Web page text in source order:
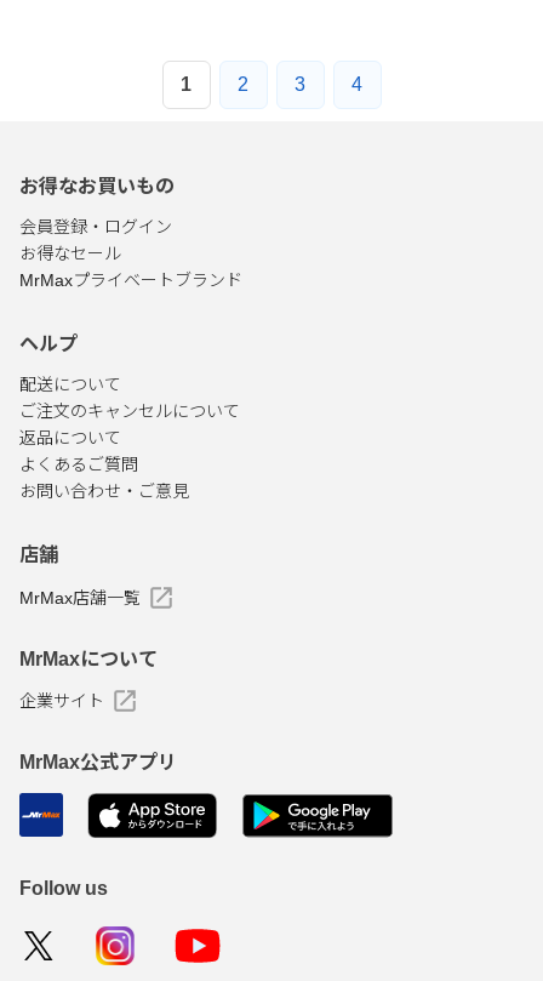
1 2 3 4
お得なお買いもの
会員登録・ログイン
お得なセール
MrMaxプライベートブランド
ヘルプ
配送について
ご注文のキャンセルについて
返品について
よくあるご質問
お問い合わせ・ご意見
店舗
MrMax店舗一覧
MrMaxについて
企業サイト
MrMax公式アプリ
Follow us